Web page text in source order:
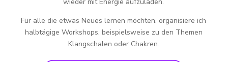
wieder mit Energie aufzuladen.
Für alle die etwas Neues lernen möchten, organisiere ich
halbtägige Workshops, beispielsweise zu den Themen
Klangschalen oder Chakren.